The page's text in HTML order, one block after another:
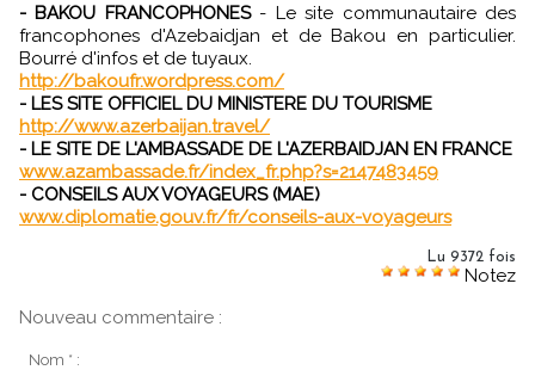
- BAKOU FRANCOPHONES- Le site communautaire des
francophones d'Azebaidjan et de Bakou en particulier.
Bourré d'infos et de tuyaux.
http://bakoufr.wordpress.com/
- LES SITE OFFICIEL DU MINISTERE DU TOURISME
http://www.azerbaijan.travel/
- LE SITE DE L'AMBASSADE DE L'AZERBAIDJAN EN FRANCE
www.azambassade.fr/index_fr.php?s=2147483459
- CONSEILS AUX VOYAGEURS (MAE)
www.diplomatie.gouv.fr/fr/conseils-aux-voyageurs
Lu 9372 fois
Notez
Nouveau commentaire :
Nom * :